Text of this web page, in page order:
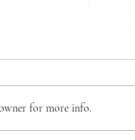
) 주간
10주
으로
for more info.